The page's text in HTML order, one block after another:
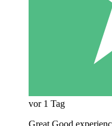
vor 1 Tag
Great Good